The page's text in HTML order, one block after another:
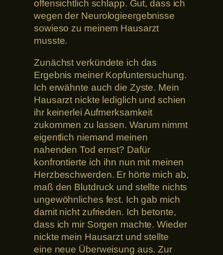
offensichtlich schlapp. Gut, dass ich
wegen der Neurologieergebnisse
sowieso zu meinem Hausarzt
musste.
Zunächst verkündete ich das
Ergebnis meiner Kopfuntersuchung.
Ich erwähnte auch die Zyste. Mein
Hausarzt nickte lediglich und schien
ihr keinerlei Aufmerksamkeit
zukommen zu lassen. Warum nimmt
eigentlich niemand meinen
nahenden Tod ernst? Dafür
konfrontierte ich ihn nun mit meinen
Herzbeschwerden. Er hörte mich ab,
maß den Blutdruck und stellte nichts
ungewöhnliches fest. Ich gab mich
damit nicht zufrieden. Ich betonte,
dass ich mir Sorgen machte. Wieder
nickte mein Hausarzt und stellte
eine neue Überweisung aus. Zur